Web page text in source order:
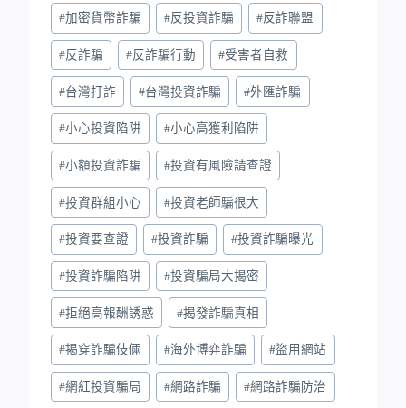
#加密貨幣詐騙 #反投資詐騙 #反詐聯盟
#反詐騙 #反詐騙行動 #受害者自救
#台灣打詐 #台灣投資詐騙 #外匯詐騙
#小心投資陷阱 #小心高獲利陷阱
#小額投資詐騙 #投資有風險請查證
#投資群組小心 #投資老師騙很大
#投資要查證 #投資詐騙 #投資詐騙曝光
#投資詐騙陷阱 #投資騙局大揭密
#拒絕高報酬誘惑 #揭發詐騙真相
#揭穿詐騙伎倆 #海外博弈詐騙 #盜用網站
#網紅投資騙局 #網路詐騙 #網路詐騙防治